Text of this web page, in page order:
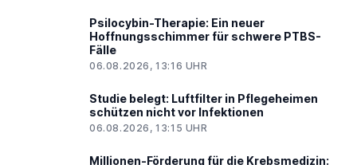
Psilocybin-Therapie: Ein neuer
Hoffnungsschimmer für schwere PTBS-
Fälle
06.08.2026, 13:16 UHR
Studie belegt: Luftfilter in Pflegeheimen
schützen nicht vor Infektionen
06.08.2026, 13:15 UHR
Millionen-Förderung für die Krebsmedizin: